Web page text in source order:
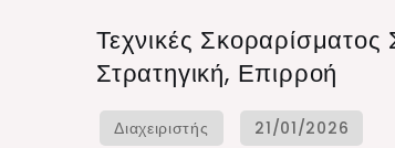
Τεχνικές
Στρατηγική, Επιρροή